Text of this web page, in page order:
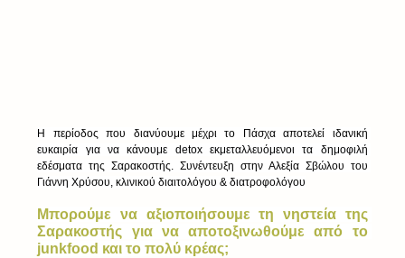
Η περίοδος που διανύουμε μέχρι το Πάσχα αποτελεί ιδανική
ευκαιρία για να κάνουμε detox εκμεταλλευόμενοι τα δημοφιλή
εδέσματα της Σαρακοστής. Συνέντευξη στην Αλεξία Σβώλου του
Γιάννη Χρύσου, κλινικού διαιτολόγου & διατροφολόγου
Μπορούμε να αξιοποιήσουμε τη νηστεία της
Σαρακοστής για να αποτοξινωθούμε από το
junkfood και το πολύ κρέας;